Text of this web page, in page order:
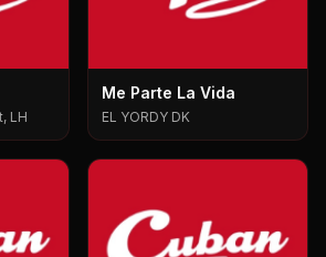
LH
Me Parte La Vida
EL YORDY DK